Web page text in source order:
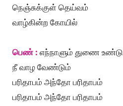
நெஞ்சுக்குள் தெய்வம்
வாழ்கின்ற கோயில்
பெண் : எந்நாளும் துணை உண்டு
நீ வாழ வேண்டும்
பரிதாபம் அந்தோ பரிதாபம்
பரிதாபம் அந்தோ பரிதாபம்